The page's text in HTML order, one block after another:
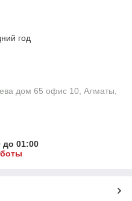
год
дом 65 офис 10, Алматы,
до 01:00